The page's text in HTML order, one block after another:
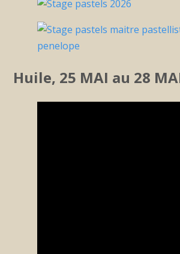
Huile, 25 MAI au 28